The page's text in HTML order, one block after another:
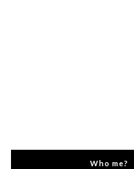
Who me?